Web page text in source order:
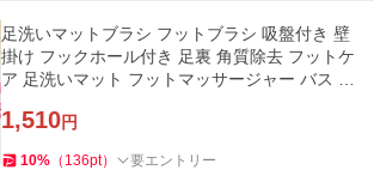
足洗いマットブラシ フットブラシ 吸盤付き 壁
掛け フックホール付き 足裏 角質除去 フットケ
ア 足洗いマット フットマッサージャー バス 風
1,510円
10% （ 136pt） 要エントリー